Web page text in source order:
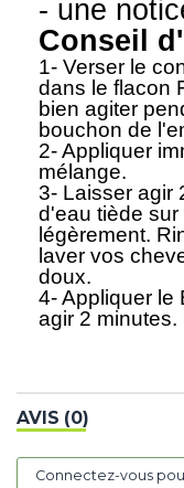
- une
Conseil
1- Verser le
dans le flacon
bien agiter
bouchon de
2- Appliquer
mélange.
3- Laisser agir
d'eau tiède
légèrement.
laver vos
doux.
4- Appliquer le
agir 2
AVIS (0)
Connectez-vous